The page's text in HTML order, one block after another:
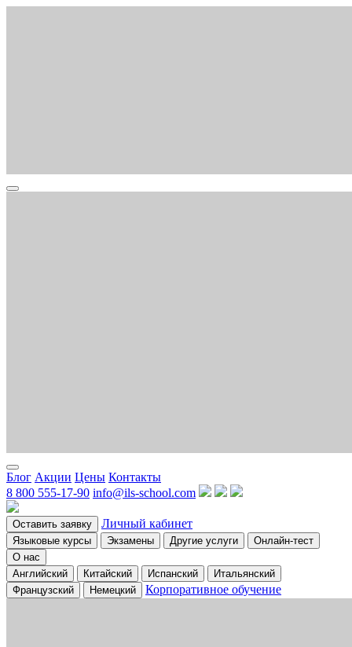
Блог Акции Цены Контакты
8 800 555-17-90 info@ils-school.com
Оставить заявку Личный кабинет
Языковые курсы Экзамены Другие услуги
Онлайн-тест
О нас
Английский
Китайский Испанский
Итальянский
Французский
Немецкий Корпоративное обучение